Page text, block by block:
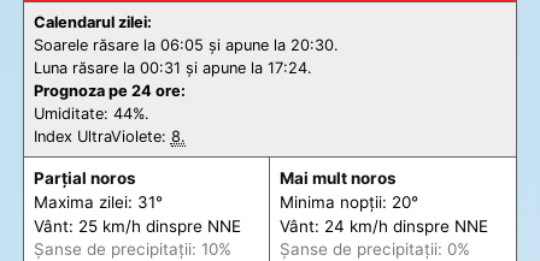
Calendarul zilei:
Soarele răsare la 06:05 și apune la 20:30.
Luna răsare la 00:31 și apune la 17:24.
Prognoza pe 24 ore:
Umiditate: 44%.
Index UltraViolete: 8.
Parțial noros
Maxima zilei: 31°
Vânt: 25 km/h dinspre NNE
Șanse de precipitații: 10%
Mai mult noros
Minima nopții: 20°
Vânt: 24 km/h dinspre NNE
Șanse de precipitații: 0%